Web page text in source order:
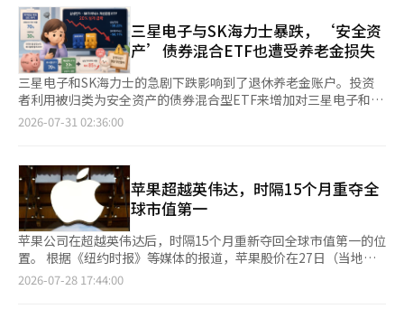
避风港的角色。然而，近年来日元的表现与过去的声望大相径庭。
美国和日本政府最近正式承认为了阻止日元急剧贬值而进行外汇市
场的协调干预，这本身就是一个具有象征意义的事件。美日两国自
1998年亚洲金融危机以来首次共同干预市场以捍卫日元。日元兑
美元突破160日元，贬值至40年来的最低水平，虽然在协调干预后
有所回稳，但作为全球第四大经济体的货币竟需依赖盟国的支持，
这一事实不容小觑。单纯用美日利率差来解释日元贬值是不够的。
虽然利率差是直接原因，但其背后是日本经济数十年来积累的结构
能力人口减少和老龄化、持续的超低利率政策，以及对高市价政府
经济政策的质疑，加上在人工智能革命中相对减缓的产业竞争力，
综合作用下削弱了市场对日元的信任。过去，全球经济危机来临时
日元价值上涨是自然而然的现象，但如今即使全球不确定性加大，
日元贬值的情况也不再令人感到陌生。日元所展现的事实是，‘安
全资产’的称号最终只能在经济基本面得到支撑时才能维持。相比
之下，最近中国人民币的走势则形成了有趣的对比。上个月，人民
币汇率跌破每美元6.8元，创下三年半以来的最高价值。中国同样
三星电子与SK海力士暴跌，‘安全资
产’债券混合ETF也遭受养老金损失
三星电子和SK海力士的急剧下跌影响到了退休养老金账户。投资
者利用被归类为安全资产的债券混合型ETF来增加对三星电子和SK
海力士的投资比例，结果在7月份记录了超过20%的损失，围绕退
50’（-25.87%）、‘1Q K半导体TOP2债券混合
50’（-25.44%）、‘RISE三星电子SK海力士债券混合
50’（-25.00%）、‘KODEX三星电子SK海力士债券混合
50’（-24.86%）等四种三星电子和SK海力士债券混合ETF均下
跌超过20%。这些ETF中包含的三星电子和SK海力士的股价本月
分别暴跌了38.22%和50.11%。 然而，直到上个季度，情况还大
相径庭。退休养老金投资者选择债券混合ETF作为参与半导体牛市
的方式，资金迅速流入。三星电子和SK海力士债券混合ETF中资产
2026-07-31 02:36:00
苹果超越英伟达，时隔15个月重夺全
球市值第一
苹果公司在超越英伟达后，时隔15个月重新夺回全球市值第一的位
置。 根据《纽约时报》等媒体的报道，苹果股价在27日（当地时
间）上涨1.17%，收于336.91美元，市值达到4.948万亿美元（约
2026-07-28 17:44:00